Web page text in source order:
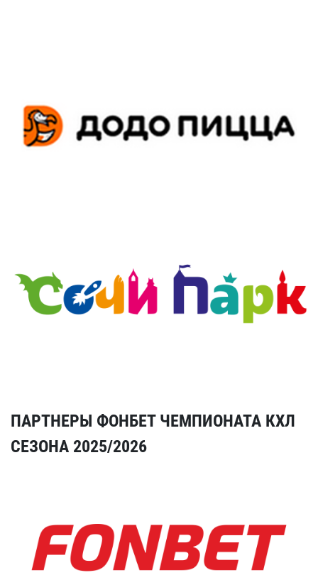
ПАРТНЕРЫ ФОНБЕТ ЧЕМПИОНАТА КХЛ
СЕЗОНА 2025/2026